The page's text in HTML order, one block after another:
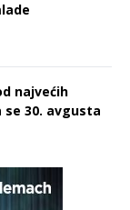
najvećih
30. avgusta